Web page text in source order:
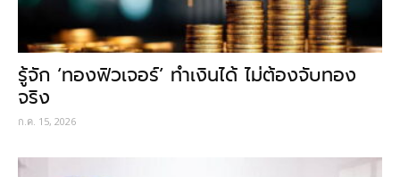
รู้จัก ‘ทองฟิวเจอร์’ ทำเงินได้ ไม่ต้องจับทอง
จริง
ก.ค. 15, 2026